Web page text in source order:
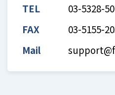
TEL
03-5328-
FAX
03-5155-
Mail